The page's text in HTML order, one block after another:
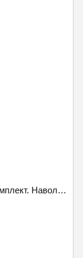
Постільний фланелевий двоспальний комплект. Наволочка 70х70. Koloco